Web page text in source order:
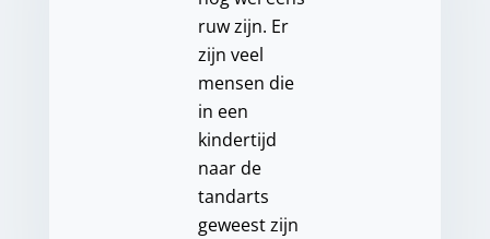
ruw zijn. Er
zijn veel
mensen die
in een
kindertijd
naar de
tandarts
geweest zijn